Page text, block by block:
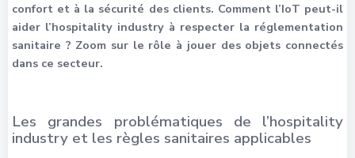
confort et à la sécurité des clients. Comment l’IoT peut-il
aider l’hospitality industry à respecter la réglementation
sanitaire ? Zoom sur le rôle à jouer des objets connectés
dans ce secteur.
Les grandes problématiques de l’hospitality
industry et les règles sanitaires applicables